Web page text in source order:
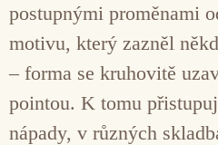
postupnými proměnami
motivu, který zazněl
– forma se kruhovitě
pointou. K tomu
nápady, v různých